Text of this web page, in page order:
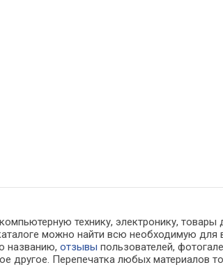
технику, электронику,
можно найти всю необходимую
названию,отзывы пользователей,
другое. Перепечатка любых материалов